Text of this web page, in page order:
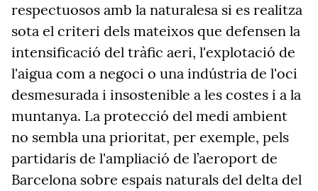
respectuosos amb la naturalesa si es realitza
sota el criteri dels mateixos que defensen la
intensificació del tràfic aeri, l'explotació de
l'aigua com a negoci o una indústria de l'oci
desmesurada i insostenible a les costes i a la
muntanya. La protecció del medi ambient
no sembla una prioritat, per exemple, pels
partidaris de l'ampliació de l’aeroport de
Barcelona sobre espais naturals del delta del